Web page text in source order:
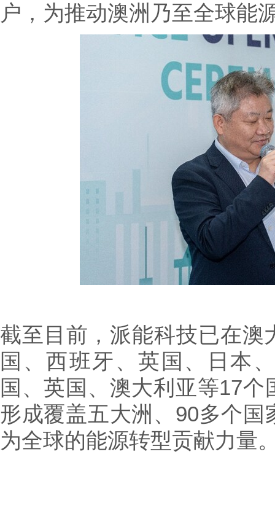
户，为推动澳洲乃至全球能
截至目前，派能科技已在
国、西班牙、英国、日本
国、英国、澳大利亚等17
形成覆盖五大洲、90多个
为全球的能源转型贡献力量